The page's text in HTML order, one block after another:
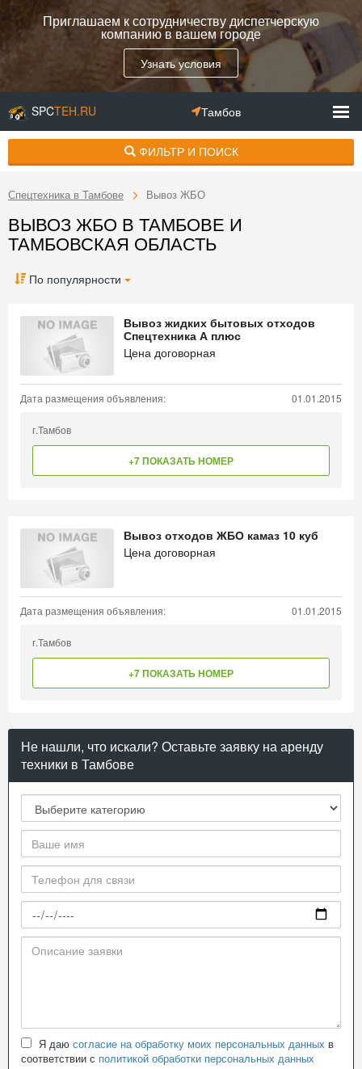
Приглашаем к сотрудничеству диспетчерскую
компанию в вашем городе
Узнать условия
SPCTEH.RU Тамбов
ФИЛЬТР И ПОИСК
Спецтехника в Тамбове Вывоз ЖБО
ВЫВОЗ ЖБО В ТАМБОВЕ И
ТАМБОВСКАЯ ОБЛАСТЬ
По популярности
Вывоз жидких бытовых отходов
Спецтехника А плюс
Цена договорная
Дата размещения объявления: 01.01.2015
г.Тамбов
+7 ПОКАЗАТЬ НОМЕР
Вывоз отходов ЖБО камаз 10 куб
Цена договорная
Дата размещения объявления: 01.01.2015
г.Тамбов
+7 ПОКАЗАТЬ НОМЕР
Не нашли, что искали? Оставьте заявку на аренду
техники в Тамбове
Я даю согласие на обработку моих персональных данных в
соответствии с политикой обработки персональных данных